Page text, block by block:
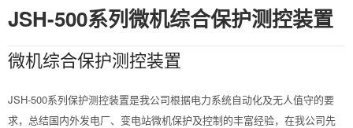
JSH-500系列微机综合保护测控装置
微机综合保护测控装置
JSH-500系列保护测控装置是我公司根据电力系统自动化及无人值守的要
求，总结国内外发电厂、变电站微机保护及控制的丰富经验，在我公司先